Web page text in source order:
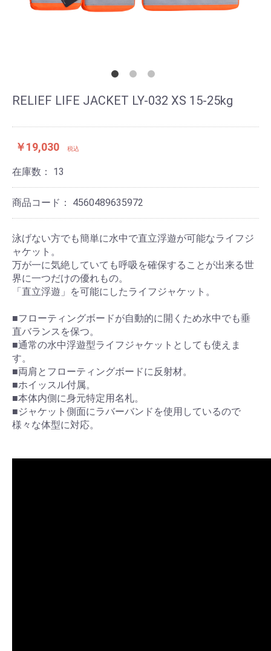
RELIEF LIFE JACKET LY-032 XS 15-25kg
￥19,030 税込
在庫数： 13
商品コード： 4560489635972
泳げない方でも簡単に水中で直立浮遊が可能なライフジ
ャケット。
万が一に気絶していても呼吸を確保することが出来る世
界に一つだけの優れもの。
「直立浮遊」を可能にしたライフジャケット。
■フローティングボードが自動的に開くため水中でも垂
直バランスを保つ。
■通常の水中浮遊型ライフジャケットとしても使えま
す。
■両肩とフローティングボードに反射材。
■ホイッスル付属。
■本体内側に身元特定用名札。
■ジャケット側面にラバーバンドを使用しているので
様々な体型に対応。